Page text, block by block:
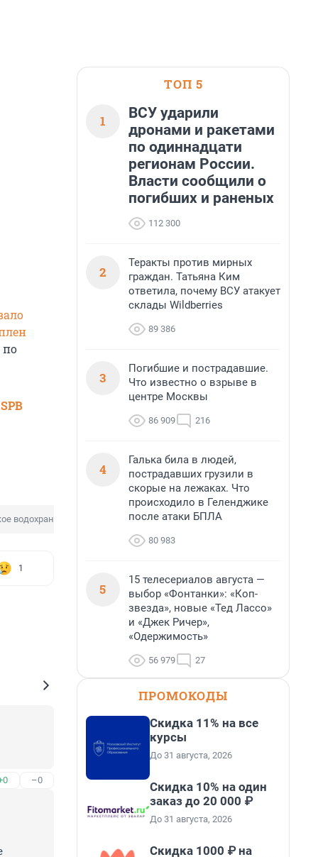
по
водохранилище
1
–0
ТОП 5
1
ВСУ ударили
дронами и ракетами
по одиннадцати
регионам России.
Власти сообщили о
погибших и раненых
112 300
2
Теракты против мирных
граждан. Татьяна Ким
ответила, почему ВСУ атакует
склады Wildberries
89 386
3
Погибшие и пострадавшие.
Что известно о взрыве в
центре Москвы
86 909 216
4
Галька била в людей,
пострадавших грузили в
скорые на лежаках. Что
происходило в Геленджике
после атаки БПЛА
80 983
5
15 телесериалов августа —
выбор «Фонтанки»: «Коп-
звезда», новые «Тед Лассо»
и «Джек Ричер»,
«Одержимость»
56 979 27
ПРОМОКОДЫ
Скидка 11% на все
курсы
До 31 августа, 2026
Скидка 10% на один
заказ до 20 000 ₽
До 31 августа, 2026
Скидка 1000 ₽ на